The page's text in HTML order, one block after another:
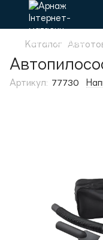
Каталог
Артикул: 77730